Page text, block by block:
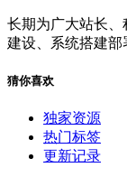
长期为广大站长
建设、系统搭建部
猜你喜欢
独家资源
热门标签
更新记录